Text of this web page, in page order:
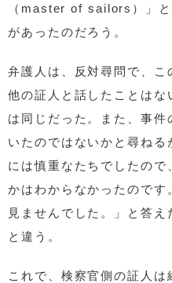
（master of sailors）」
があったのだろう。
弁護人は、反対尋問で、こ
他の証人と話したことはな
は同じだった。また、事
いたのではないかと尋ね
には慎重なたちでしたので
かはわからなかったので
見ませんでした。」と答
と違う。
これで、検察官側の証人